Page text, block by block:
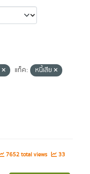
แท็ค:
หนี้เสีย
7652 total views
33